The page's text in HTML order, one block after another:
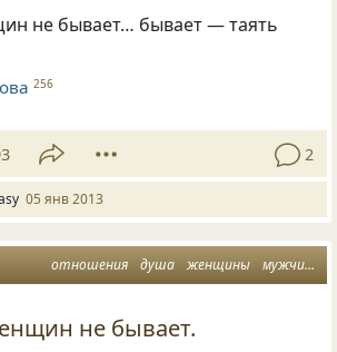
не бывает… бывает — таять
256
2
05 янв 2013
отношения душа женщины мужчины
не бывает.